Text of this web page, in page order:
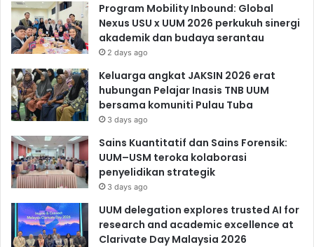
Program Mobility Inbound: Global
Nexus USU x UUM 2026 perkukuh sinergi
akademik dan budaya serantau
2 days ago
Keluarga angkat JAKSIN 2026 erat
hubungan Pelajar Inasis TNB UUM
bersama komuniti Pulau Tuba
3 days ago
Sains Kuantitatif dan Sains Forensik:
UUM–USM teroka kolaborasi
penyelidikan strategik
3 days ago
UUM delegation explores trusted AI for
research and academic excellence at
Clarivate Day Malaysia 2026